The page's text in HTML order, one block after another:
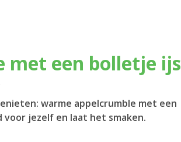
met een bolletje ijs
warme appelcrumble met een
jezelf en laat het smaken.